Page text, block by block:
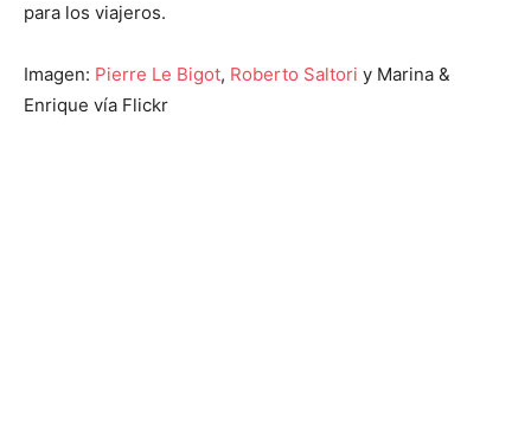
para los viajeros.
Imagen: Pierre Le Bigot, Roberto Saltori y Marina &
Enrique vía Flickr